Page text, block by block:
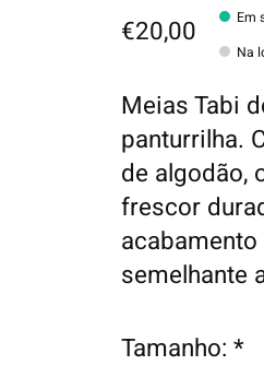
€20,00
Em
Na
Meias Tabi
panturrilha.
de algodão,
frescor
semelhante
Tamanho:*